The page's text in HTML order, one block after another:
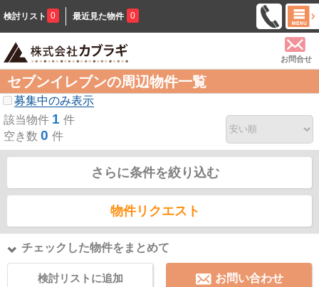
検討リスト 0 最近見た物件 0
お問合せ
セブンイレブンの周辺物件一覧
募集中のみ表示
該当物件 1 件
空き数 0 件
さらに条件を絞り込む
物件リクエスト
チェックした物件をまとめて
検討リストに追加 お問い合わせ